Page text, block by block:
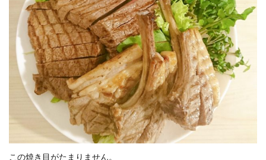
この焼き目がたまりません。